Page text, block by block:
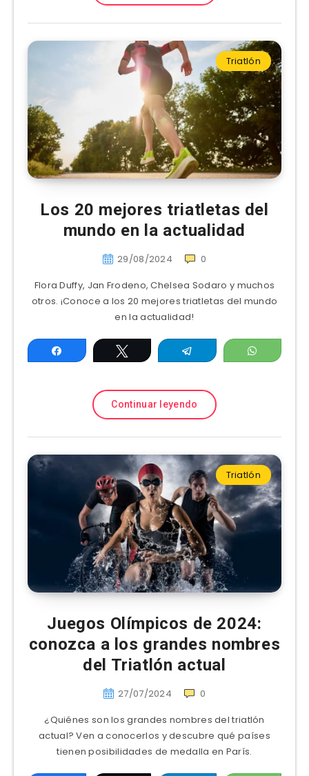
Triatlón
Los 20 mejores triatletas del
mundo en la actualidad
29/08/2024
0
Flora Duffy, Jan Frodeno, Chelsea Sodaro y muchos
otros. ¡Conoce a los 20 mejores triatletas del mundo
en la actualidad!
Compartir Twittear Telegram
Continuar leyendo
Triatlón
Juegos Olímpicos de 2024:
conozca a los grandes nombres
del Triatlón actual
27/07/2024
0
¿Quiénes son los grandes nombres del triatlón
actual? Ven a conocerlos y descubre qué países
tienen posibilidades de medalla en París.